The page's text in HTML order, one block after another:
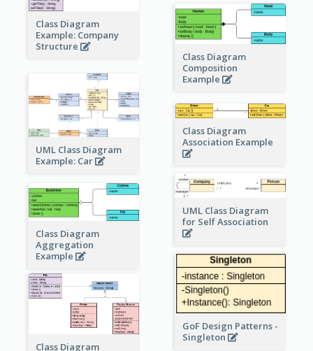
Class Diagram
Example: Company
Structure
Class Diagram
Composition
Example
UML Class Diagram
Example: Car
Class Diagram
Association Example
UML Class Diagram
for Self Association
Class Diagram
Aggregation
Example
GoF Design Patterns -
Singleton
Class Diagram